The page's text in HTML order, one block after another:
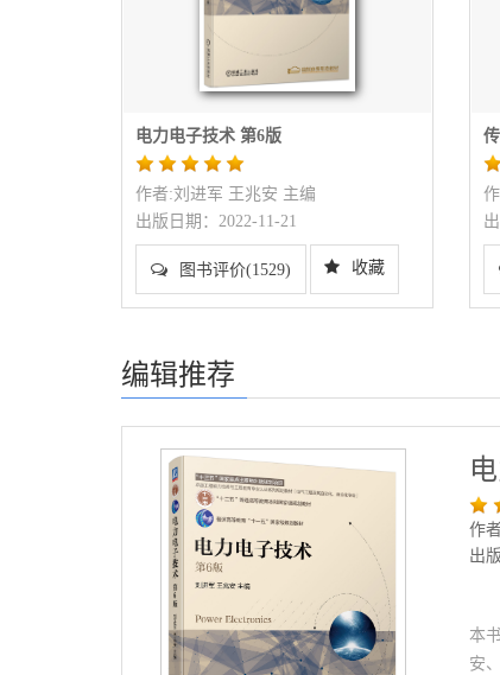
电力电子技术 第6版
作者:刘进军 王兆安 主编
出版日期：2022-11-21
图书评价(1529) 收藏
编辑推荐
作
出
本
安